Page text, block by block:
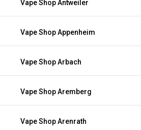
Vape Shop Antweiler
Vape Shop Appenheim
Vape Shop Arbach
Vape Shop Aremberg
Vape Shop Arenrath